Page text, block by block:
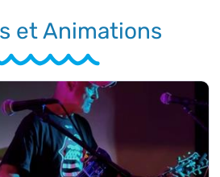
et Animations